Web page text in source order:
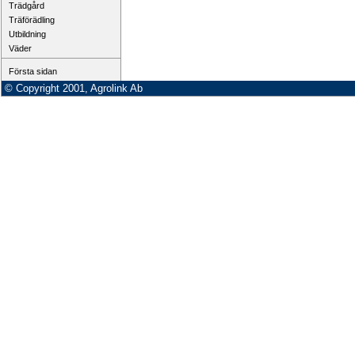
Trädgård
Träförädling
Utbildning
Väder
Första sidan
© Copyright 2001, Agrolink Ab